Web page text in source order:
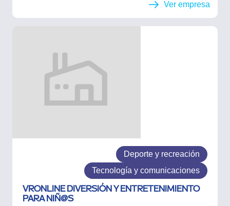
Ver empresa
Deporte y recreación
Tecnología y comunicaciones
VRONLINE DIVERSIÓN Y ENTRETENIMIENTO
PARA NIÑ@S